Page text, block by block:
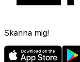
Skanna mig!